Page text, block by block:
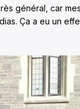
général, car
Ça a eu un